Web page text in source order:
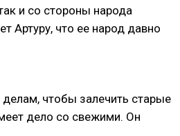
и со стороны народа
Артуру, что ее народ давно
чтобы залечить старые
дело со свежими. Он